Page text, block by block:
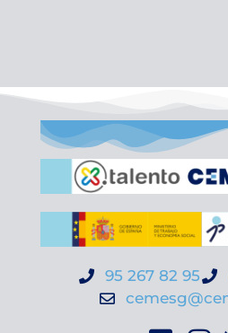
95 267 82 95